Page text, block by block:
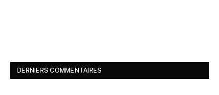
DERNIERS COMMENTAIRES